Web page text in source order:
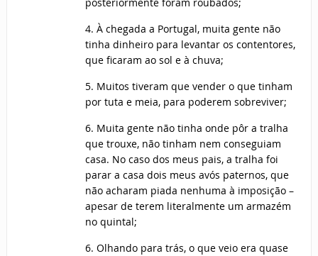
4. À chegada a Portugal, muita gente não
tinha dinheiro para levantar os contentores,
que ficaram ao sol e à chuva;
5. Muitos tiveram que vender o que tinham
por tuta e meia, para poderem sobreviver;
6. Muita gente não tinha onde pôr a tralha
que trouxe, não tinham nem conseguiam
casa. No caso dos meus pais, a tralha foi
parar a casa dois meus avós paternos, que
não acharam piada nenhuma à imposição –
apesar de terem literalmente um armazém
no quintal;
6. Olhando para trás, o que veio era quase